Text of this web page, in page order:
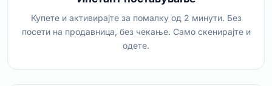
Купете и активирајте за помалку од 2 минути. Без
посети на продавница, без чекање. Само скенирајте и
одете.